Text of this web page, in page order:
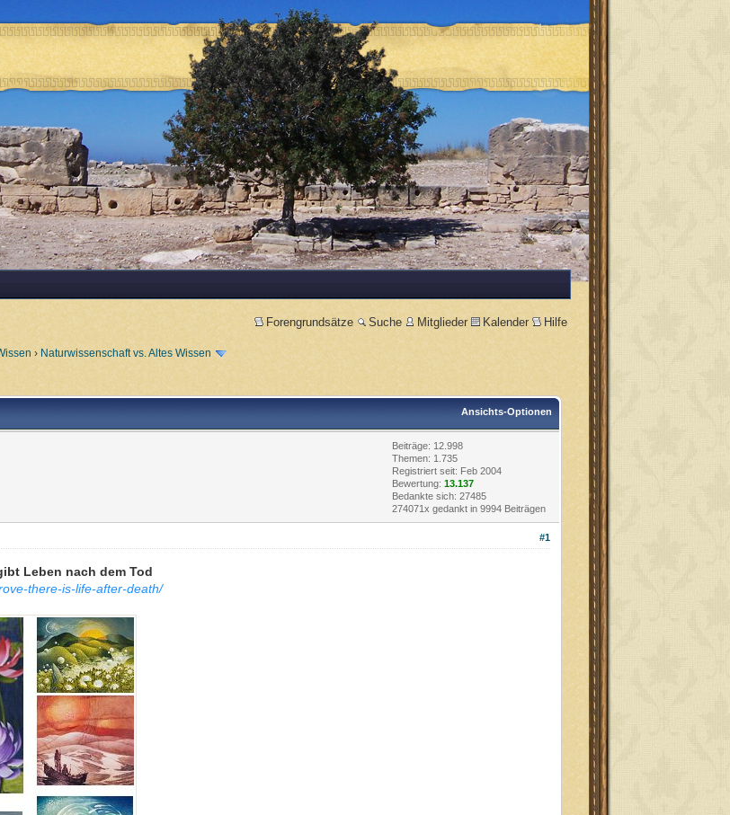
Forengrundsätze Suche Mitglieder Kalender Hilfe
› Naturwissenschaft vs. Altes Wissen
Ansichts-Optionen
Beiträge: 12.998
Themen: 1.735
Registriert seit: Feb 2004
Bewertung: 13.137
Bedankte sich: 27485
274071x gedankt in 9994 Beiträgen
#1
Leben nach dem Tod
there-is-life-after-death/